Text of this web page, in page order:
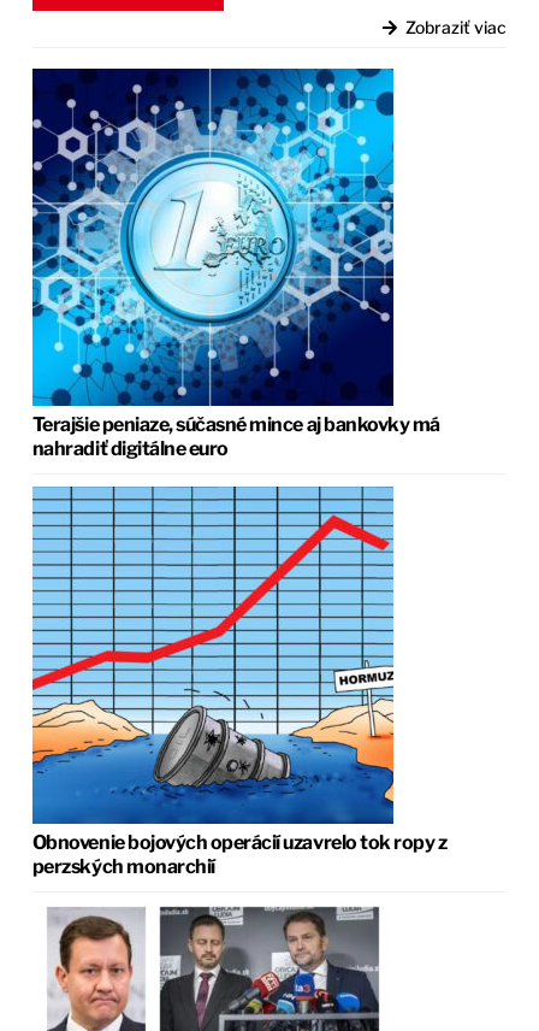
Zobraziť viac
Terajšie peniaze, súčasné mince aj bankovky má
nahradiť digitálne euro
Obnovenie bojových operácií uzavrelo tok ropy z
perzských monarchií